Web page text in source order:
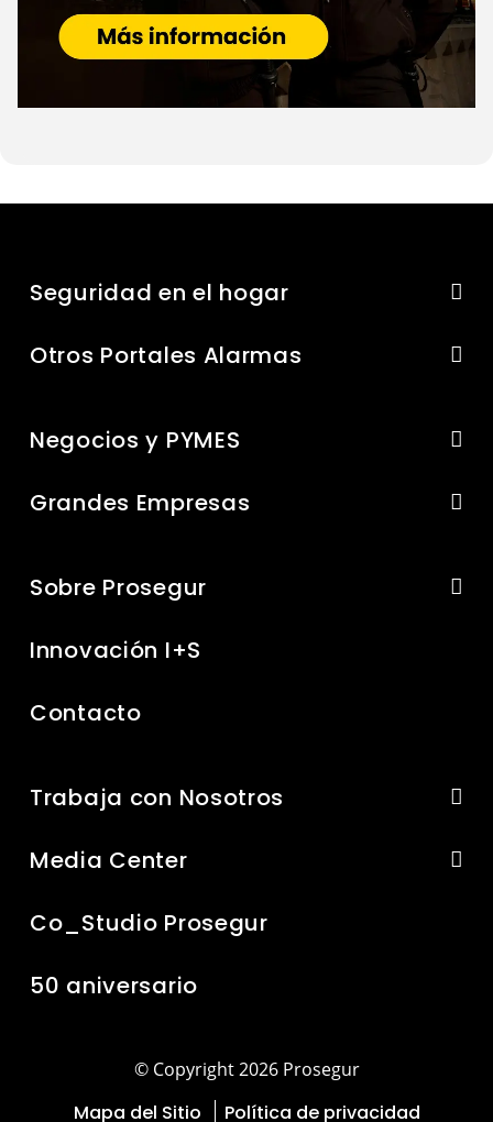
Seguridad en el hogar
Otros Portales Alarmas
Negocios y PYMES
Grandes Empresas
Sobre Prosegur
Innovación I+S
Contacto
Trabaja con Nosotros
Media Center
Co_Studio Prosegur
50 aniversario
© Copyright 2026 Prosegur
Mapa del Sitio Política de privacidad